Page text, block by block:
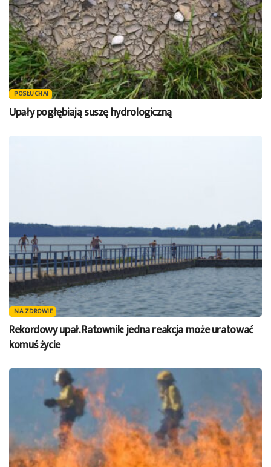
POSŁUCHAJ
Upały pogłębiają suszę hydrologiczną
NA ZDROWIE
Rekordowy upał. Ratownik: jedna reakcja może uratować
komuś życie